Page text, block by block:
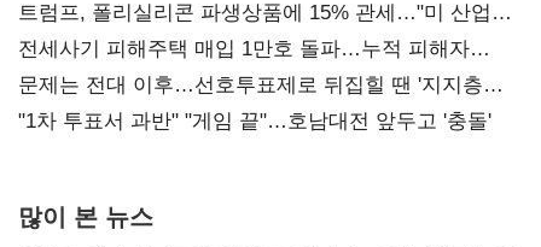
트럼프, 폴리실리콘 파생상품에 15% 관세…"미 산업
재건"
전세사기 피해주택 매입 1만호 돌파…누적 피해자
4만278명
문제는 전대 이후…선호투표제로 뒤집힐 땐 '지지층
불복'
"1차 투표서 과반" "게임 끝"…호남대전 앞두고 '충돌'
많이 본 뉴스